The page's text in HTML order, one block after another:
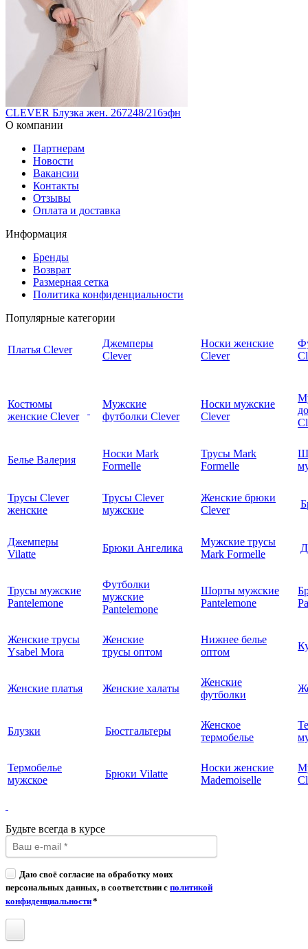
CLEVER Блузка жен. 267248/216эфн
О компании
Партнерам
Новости
Вакансии
Контакты
Отзывы
Оплата и доставка
Информация
Бренды
Возврат
Размерная сетка
Политика конфиденциальности
Популярные категории
Платья Clever
Джемперы
Clever
Носки женские
Clever
Костюмы
женские Clever
Мужские
футболки Clever
Носки мужские
Clever
Белье Валерия
Носки Mark
Formelle
Трусы Mark
Formelle
Трусы Clever
женские
Трусы Clever
мужские
Женские брюки
Clever
Джемперы
Vilatte
Брюки Ангелика
Мужские трусы
Mark Formelle
Трусы мужские
Pantelemone
Футболки
мужские
Pantelemone
Шорты мужские
Pantelemone
Женские трусы
Ysabel Mora
Женские
трусы оптом
Нижнее белье
оптом
Женские платья Женские халаты
Женские
футболки
Блузки Бюстгальтеры
Женское
термобелье
Термобелье
мужское
Брюки Vilatte
Носки женские
Mademoiselle
Будьте всегда в курсе
Даю своё согласие на обработку моих
персональных данных, в соответствии с политикой
конфиденциальности*